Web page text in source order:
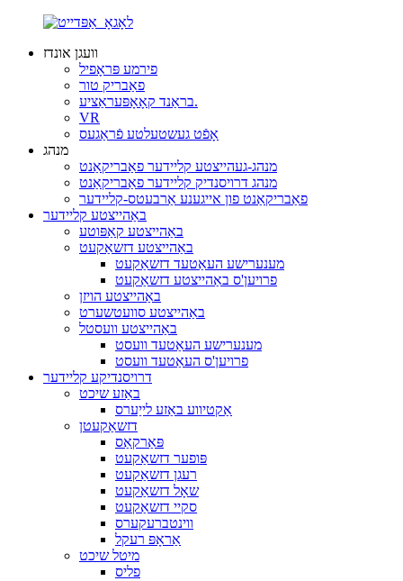
וועגן אונדז
פירמע פּראָפיל
פאַבריק טור
בראַנד קאָאָפּעראַציע.
VR
אָפֿט געשטעלטע פֿראַגעס
מנהג
מנהג-געהייצטע קליידער פאַבריקאַנט
מנהג דרויסנדיק קליידער פאַבריקאַנט
פאַבריקאַנט פון אייגענע אַרבעטס-קליידער
באַהייצטע קליידער
באַהייצטע קאַפּוטע
באַהייצטע דזשאַקעט
מענערישע העאַטעד דזשאַקעט
פרויען'ס באַהייצטע דזשאַקעט
באַהייצטע הויזן
באַהייצטע סוועטשערט
באַהייצטע וועסטל
מענערישע העאַטעד וועסט
פרויען'ס העאַטעד וועסט
דרויסנדיקע קליידער
באַזע שיכט
אַקטיווע באַזע לייַערס
דזשאַקעטן
פּאַרקאַס
פּופער דזשאַקעט
רעגן דזשאַקעט
שאָל דזשאַקעט
סקיי דזשאַקעט
ווינטברעקערס
אַראָפּ רעקל
מיטל שיכט
פליס